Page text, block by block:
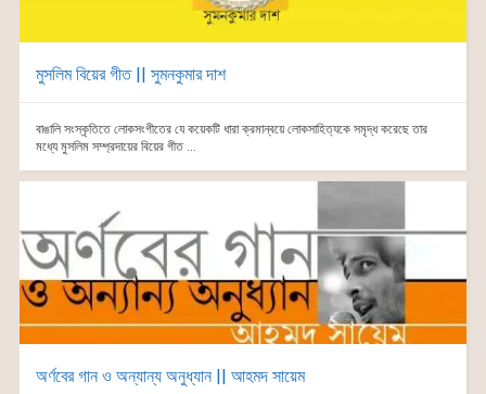
মুসলিম বিয়ের গীত || সুমনকুমার দাশ
বাঙালি সংস্কৃতিতে লোকসংগীতের যে কয়েকটি ধারা ক্রমান্বয়ে লোকসাহিত্যকে সমৃদ্ধ করেছে তার
মধ্যে মুসলিম সম্প্রদায়ের বিয়ের গীত ...
অর্ণবের গান ও অন্যান্য অনুধ্যান || আহমদ সায়েম